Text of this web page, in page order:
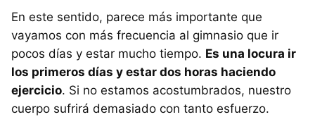
En este sentido, parece más importante que
vayamos con más frecuencia al gimnasio que ir
pocos días y estar mucho tiempo. Es una locura ir
los primeros días y estar dos horas haciendo
ejercicio. Si no estamos acostumbrados, nuestro
cuerpo sufrirá demasiado con tanto esfuerzo.